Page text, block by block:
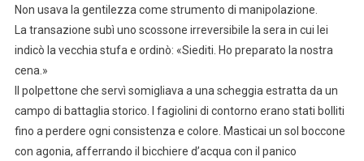
Non usava la gentilezza come strumento di manipolazione.
La transazione subì uno scossone irreversibile la sera in cui lei
indicò la vecchia stufa e ordinò: «Siediti. Ho preparato la nostra
cena.»
Il polpettone che servì somigliava a una scheggia estratta da un
campo di battaglia storico. I fagiolini di contorno erano stati bolliti
fino a perdere ogni consistenza e colore. Masticai un sol boccone
con agonia, afferrando il bicchiere d’acqua con il panico